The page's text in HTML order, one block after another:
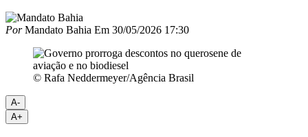
PorMandato Bahia Em 30/05/2026 17:30
© Rafa Neddermeyer/Agência Brasil
A-
A+